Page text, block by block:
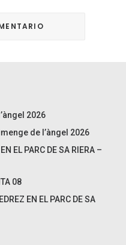
2026
de l’àngel 2026
EL PARC DE SA RIERA –
08
EN EL PARC DE SA